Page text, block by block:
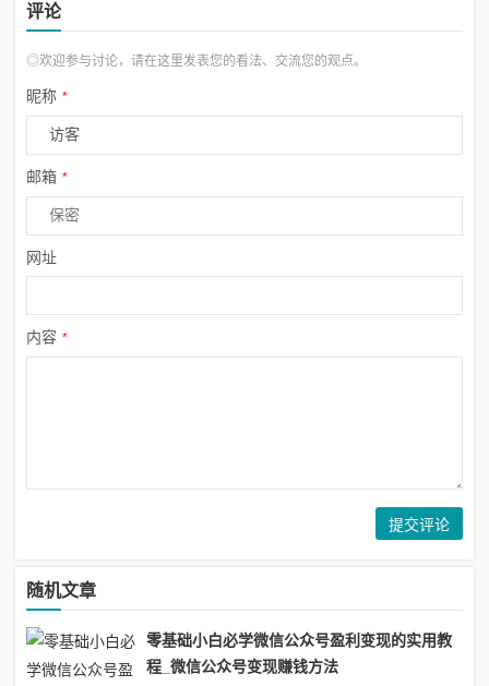
评论
◎欢迎参与讨论，请在这里发表您的看法、交流您的观点。
昵称 *
邮箱 *
网址
内容 *
随机文章
零基础小白必学微信公众号盈利变现的实用教
程_微信公众号变现赚钱方法